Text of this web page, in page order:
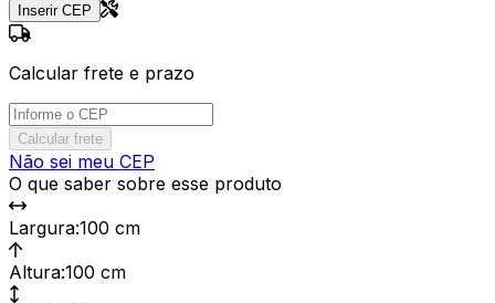
Inserir CEP
Calcular frete e prazo
Calcular frete
Não sei meu CEP
O que saber sobre esse produto
Largura:100 cm
Altura:100 cm